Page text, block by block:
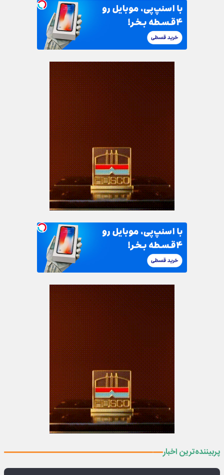
پربیننده‌ترین اخبار